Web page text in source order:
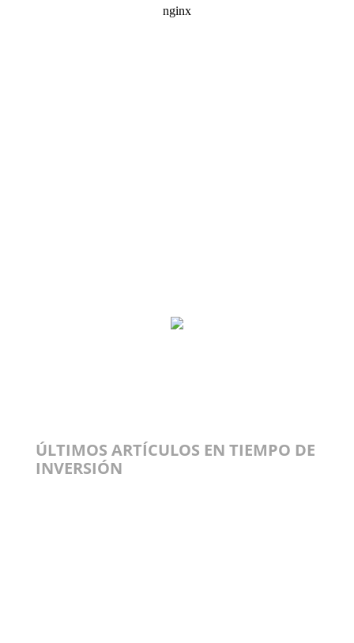
ÚLTIMOS ARTÍCULOS EN TIEMPO DE
INVERSIÓN